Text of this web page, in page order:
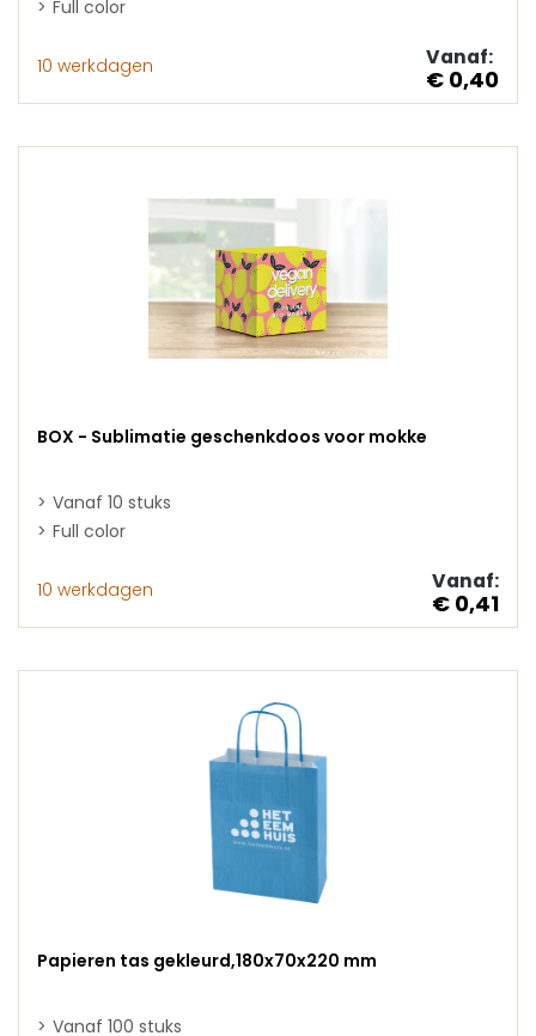
Full color
10 werkdagen Vanaf:
€ 0,40
BOX - Sublimatie geschenkdoos voor mokke
Vanaf 10 stuks
Full color
10 werkdagen Vanaf:
€ 0,41
Papieren tas gekleurd,180x70x220 mm
Vanaf 100 stuks